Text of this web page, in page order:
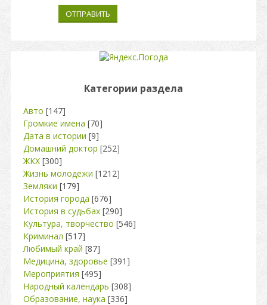
ОТПРАВИТЬ
Категории раздела
Авто [147]
Громкие имена [70]
Дата в истории [9]
Домашний доктор [252]
ЖКХ [300]
Жизнь молодежи [1212]
Земляки [179]
История города [676]
История в судьбах [290]
Культура, творчество [546]
Криминал [517]
Любимый край [87]
Медицина, здоровье [391]
Мероприятия [495]
Народный календарь [308]
Образование, наука [336]